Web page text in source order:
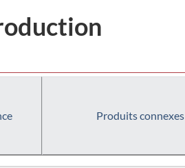
Produits connexes